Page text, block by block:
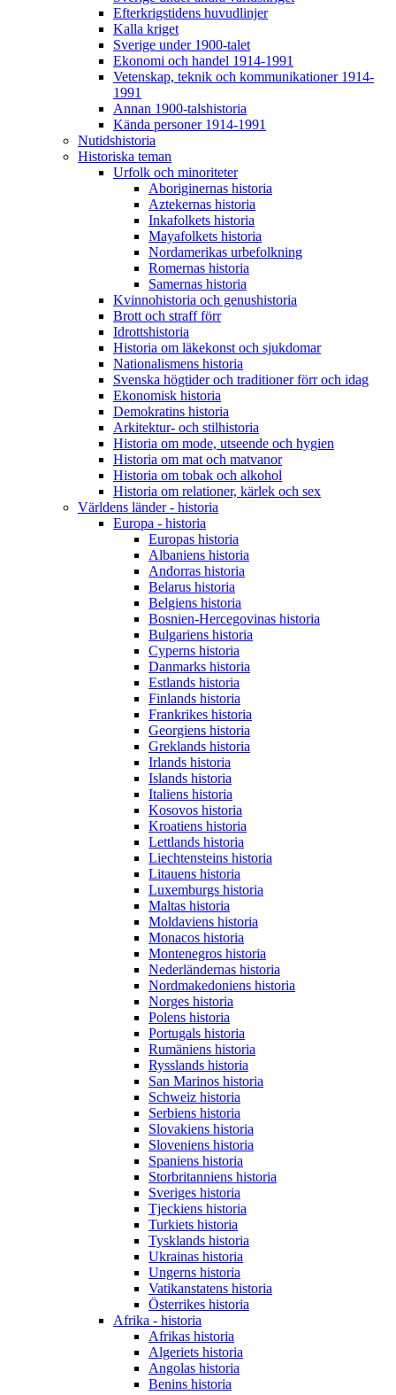
Efterkrigstidens huvudlinjer
Kalla kriget
Sverige under 1900-talet
Ekonomi och handel 1914-1991
Vetenskap, teknik och kommunikationer 1914-
1991
Annan 1900-talshistoria
Kända personer 1914-1991
Nutidshistoria
Historiska teman
Urfolk och minoriteter
Aboriginernas historia
Aztekernas historia
Inkafolkets historia
Mayafolkets historia
Nordamerikas urbefolkning
Romernas historia
Samernas historia
Kvinnohistoria och genushistoria
Brott och straff förr
Idrottshistoria
Historia om läkekonst och sjukdomar
Nationalismens historia
Svenska högtider och traditioner förr och idag
Ekonomisk historia
Demokratins historia
Arkitektur- och stilhistoria
Historia om mode, utseende och hygien
Historia om mat och matvanor
Historia om tobak och alkohol
Historia om relationer, kärlek och sex
Världens länder - historia
Europa - historia
Europas historia
Albaniens historia
Andorras historia
Belarus historia
Belgiens historia
Bosnien-Hercegovinas historia
Bulgariens historia
Cyperns historia
Danmarks historia
Estlands historia
Finlands historia
Frankrikes historia
Georgiens historia
Greklands historia
Irlands historia
Islands historia
Italiens historia
Kosovos historia
Kroatiens historia
Lettlands historia
Liechtensteins historia
Litauens historia
Luxemburgs historia
Maltas historia
Moldaviens historia
Monacos historia
Montenegros historia
Nederländernas historia
Nordmakedoniens historia
Norges historia
Polens historia
Portugals historia
Rumäniens historia
Rysslands historia
San Marinos historia
Schweiz historia
Serbiens historia
Slovakiens historia
Sloveniens historia
Spaniens historia
Storbritanniens historia
Sveriges historia
Tjeckiens historia
Turkiets historia
Tysklands historia
Ukrainas historia
Ungerns historia
Vatikanstatens historia
Österrikes historia
Afrika - historia
Afrikas historia
Algeriets historia
Angolas historia
Benins historia